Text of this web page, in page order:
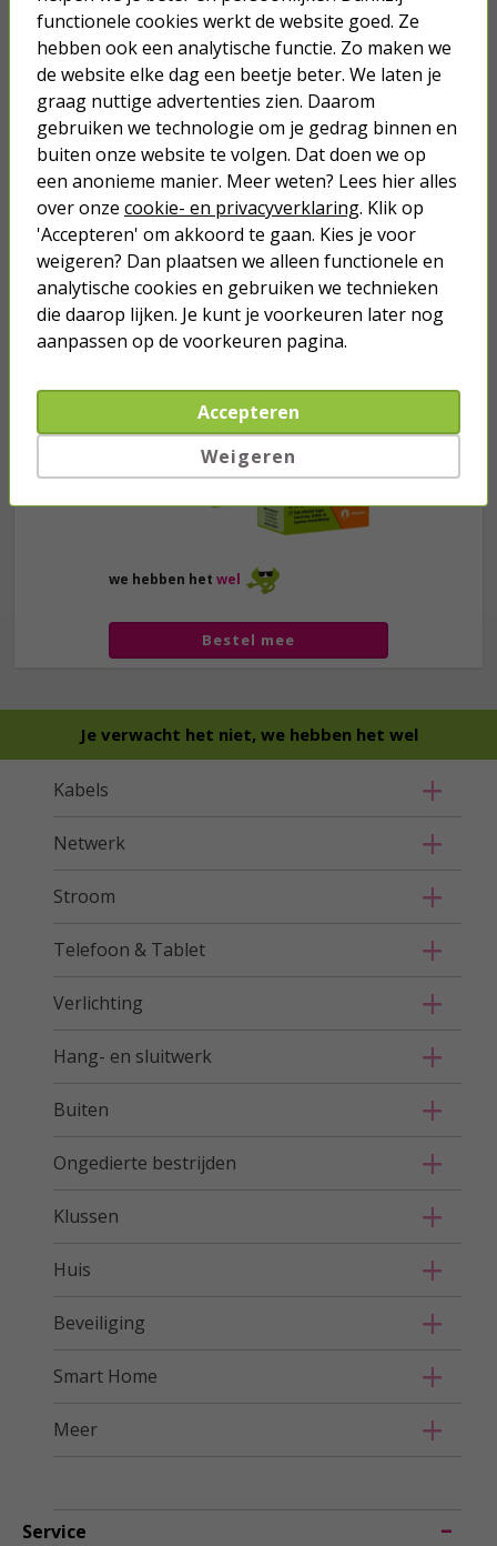
Je verwacht het niet
Turbo onkruidverdelger (Concentraat,
3x 100ml) | Ook voor je gazon!
40,
89
we hebben het wel
Bestel mee
USB A | Apple origineel | 1 meter
(USB 2.0, Wit)
11,95
Je verwacht het niet, we hebben het wel
Kabels
Netwerk
Stroom
Telefoon & Tablet
Verlichting
Hang- en sluitwerk
Buiten
Ongedierte bestrijden
Klussen
Huis
Beveiliging
Smart Home
Meer
Service
functionele cookies werkt de website goed. Ze
hebben ook een analytische functie. Zo maken we
de website elke dag een beetje beter. We laten je
graag nuttige advertenties zien. Daarom
gebruiken we technologie om je gedrag binnen en
buiten onze website te volgen. Dat doen we op
een anonieme manier. Meer weten? Lees hier alles
over onze cookie- en privacyverklaring. Klik op
'Accepteren' om akkoord te gaan. Kies je voor
weigeren? Dan plaatsen we alleen functionele en
analytische cookies en gebruiken we technieken
die daarop lijken. Je kunt je voorkeuren later nog
aanpassen op de voorkeuren pagina.
Accepteren
Weigeren